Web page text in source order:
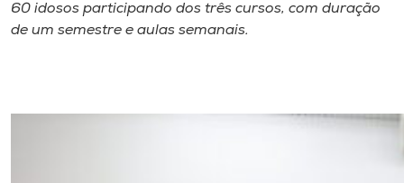
60 idosos participando dos três cursos, com duração
de um semestre e aulas semanais.